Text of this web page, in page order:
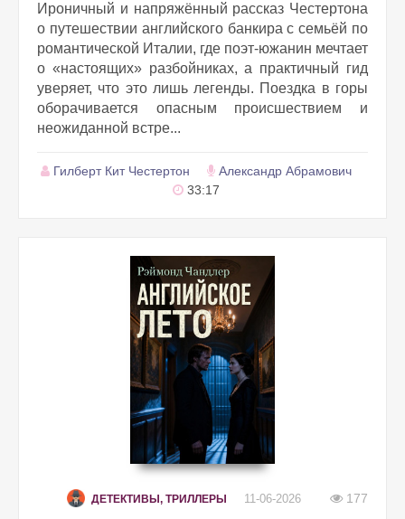
Ироничный и напряжённый рассказ Честертона
о путешествии английского банкира с семьёй по
романтической Италии, где поэт-южанин мечтает
о «настоящих» разбойниках, а практичный гид
уверяет, что это лишь легенды. Поездка в горы
оборачивается опасным происшествием и
неожиданной встре...
Гилберт Кит Честертон
Александр Абрамович
33:17
ДЕТЕКТИВЫ, ТРИЛЛЕРЫ 11-06-2026 177